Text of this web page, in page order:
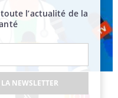
l’actualité de la
NEWSLETTER